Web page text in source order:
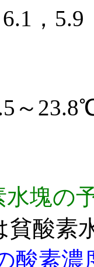
，5.9
～
塊の
貧酸素
酸素濃